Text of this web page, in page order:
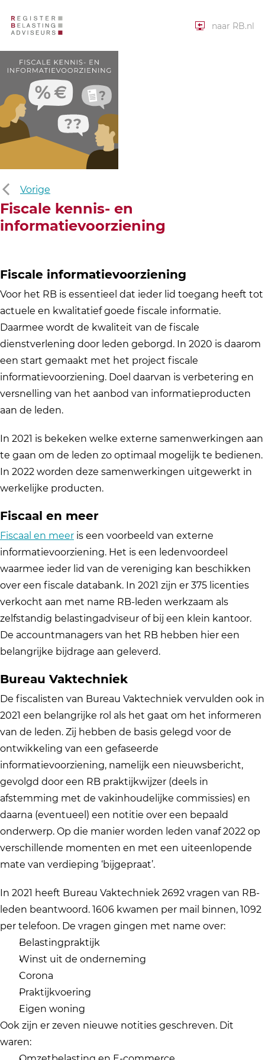
naar RB.nl
Vorige
Fiscale kennis- en
informatievoorziening
Fiscale informatievoorziening
Voor het RB is essentieel dat ieder lid toegang heeft tot
actuele en kwalitatief goede fiscale informatie.
Daarmee wordt de kwaliteit van de fiscale
dienstverlening door leden geborgd. In 2020 is daarom
een start gemaakt met het project fiscale
informatievoorziening. Doel daarvan is verbetering en
versnelling van het aanbod van informatieproducten
aan de leden.
In 2021 is bekeken welke externe samenwerkingen aan
te gaan om de leden zo optimaal mogelijk te bedienen.
In 2022 worden deze samenwerkingen uitgewerkt in
werkelijke producten.
Fiscaal en meer
Fiscaal en meer is een voorbeeld van externe
informatievoorziening. Het is een ledenvoordeel
waarmee ieder lid van de vereniging kan beschikken
over een fiscale databank. In 2021 zijn er 375 licenties
verkocht aan met name RB-leden werkzaam als
zelfstandig belastingadviseur of bij een klein kantoor.
De accountmanagers van het RB hebben hier een
belangrijke bijdrage aan geleverd.
Bureau Vaktechniek
De fiscalisten van Bureau Vaktechniek vervulden ook in
2021 een belangrijke rol als het gaat om het informeren
van de leden. Zij hebben de basis gelegd voor de
ontwikkeling van een gefaseerde
informatievoorziening, namelijk een nieuwsbericht,
gevolgd door een RB praktijkwijzer (deels in
afstemming met de vakinhoudelijke commissies) en
daarna (eventueel) een notitie over een bepaald
onderwerp. Op die manier worden leden vanaf 2022 op
verschillende momenten en met een uiteenlopende
mate van verdieping ‘bijgepraat’.
In 2021 heeft Bureau Vaktechniek 2692 vragen van RB-
leden beantwoord. 1606 kwamen per mail binnen, 1092
per telefoon. De vragen gingen met name over:
Belastingpraktijk
Winst uit de onderneming
Corona
Praktijkvoering
Eigen woning
Ook zijn er zeven nieuwe notities geschreven. Dit
waren: